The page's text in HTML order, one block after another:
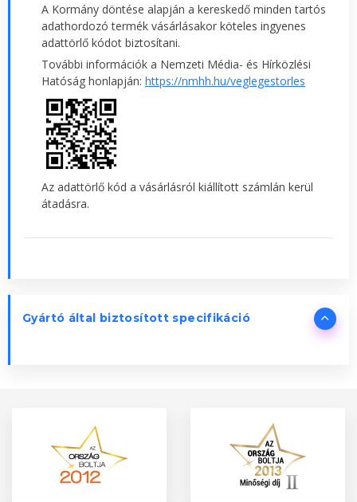
A Kormány döntése alapján a kereskedő minden tartós
adathordozó termék vásárlásakor köteles ingyenes
adattörlő kódot biztosítani.
További információk a Nemzeti Média- és Hírközlési
Hatóság honlapján: https://nmhh.hu/veglegestorles
Az adattörlő kód a vásárlásról kiállított számlán kerül
átadásra.
Gyártó által biztosított specifikáció